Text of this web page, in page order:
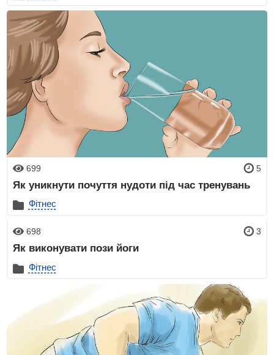
699 5
Як уникнути почуття нудоти під час тренувань
Фітнес
698 3
Як виконувати пози йоги
Фітнес